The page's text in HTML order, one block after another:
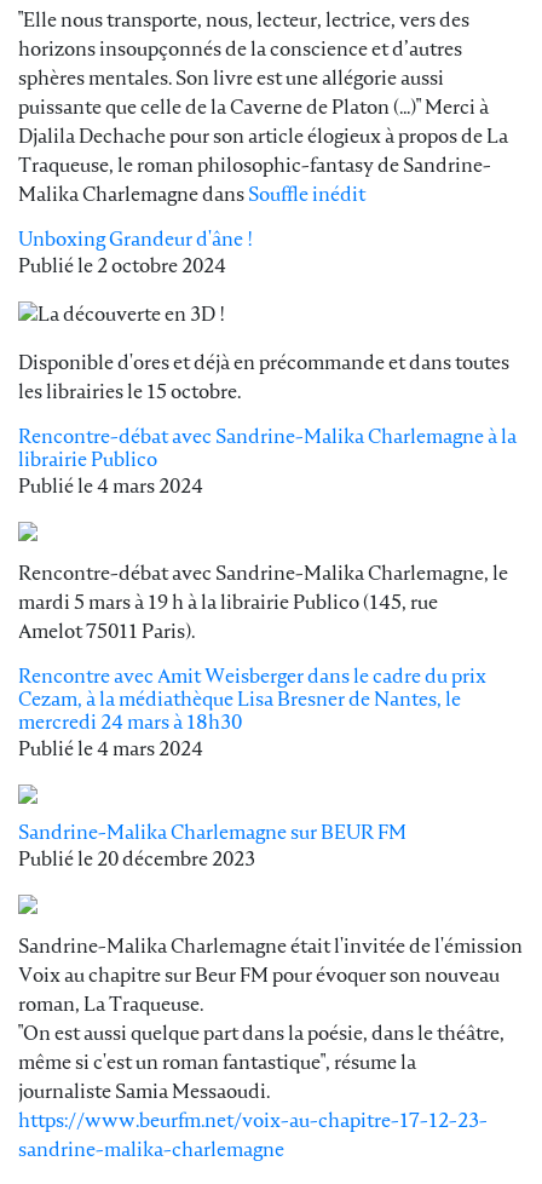
"Elle nous transporte, nous, lecteur, lectrice, vers des
horizons insoupçonnés de la conscience et d’autres
sphères mentales. Son livre est une allégorie aussi
puissante que celle de la Caverne de Platon (...)" Merci à
Djalila Dechache pour son article élogieux à propos de La
Traqueuse, le roman philosophic-fantasy de Sandrine-
Malika Charlemagne dans Souffle inédit
Unboxing Grandeur d'âne !
Publié le2 octobre 2024
Disponible d'ores et déjà en précommande et dans toutes
les librairies le 15 octobre.
Rencontre-débat avec Sandrine-Malika Charlemagne à la
librairie Publico
Publié le4 mars 2024
Rencontre-débat avec Sandrine-Malika Charlemagne, le
mardi 5 mars à 19 h à la librairie Publico (145, rue
Amelot 75011 Paris).
Rencontre avec Amit Weisberger dans le cadre du prix
Cezam, à la médiathèque Lisa Bresner de Nantes, le
mercredi 24 mars à 18h30
Publié le4 mars 2024
Sandrine-Malika Charlemagne sur BEUR FM
Publié le20 décembre 2023
Sandrine-Malika Charlemagne était l'invitée de l'émission
Voix au chapitre sur Beur FM pour évoquer son nouveau
roman, La Traqueuse.
"On est aussi quelque part dans la poésie, dans le théâtre,
même si c'est un roman fantastique", résume la
journaliste Samia Messaoudi.
https://www.beurfm.net/voix-au-chapitre-17-12-23-
sandrine-malika-charlemagne